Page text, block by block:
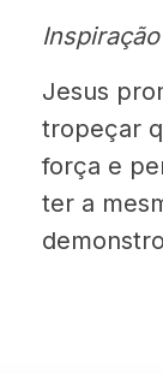
Jesus
tropeçar
força e
ter a